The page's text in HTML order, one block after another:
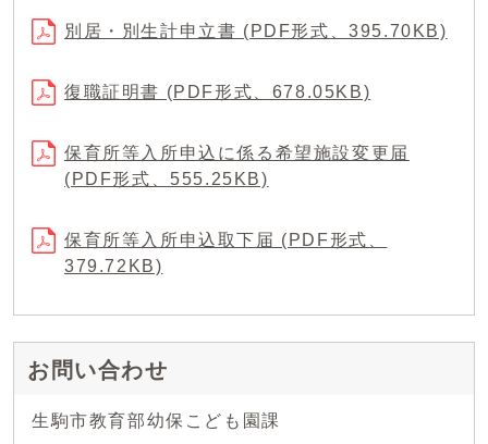
別居・別生計申立書 (PDF形式、395.70KB)
復職証明書 (PDF形式、678.05KB)
保育所等入所申込に係る希望施設変更届
(PDF形式、555.25KB)
保育所等入所申込取下届 (PDF形式、
379.72KB)
お問い合わせ
生駒市教育部幼保こども園課